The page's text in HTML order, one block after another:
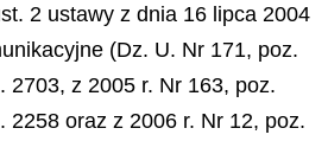
2 ustawy z dnia 16 lipca 2004
(Dz. U. Nr 171, poz.
2703, z 2005 r. Nr 163, poz.
2258 oraz z 2006 r. Nr 12, poz.